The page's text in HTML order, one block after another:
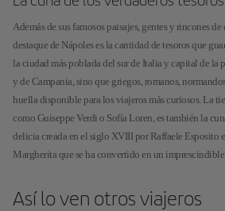
Además de sus famosos paisajes, gentes y rincones
destaque de Nápoles es la cantidad de tesoros que
la ciudad más poblada del sur de Italia y capital de la
y de Campania, sino que griegos, romanos,
huella disponible para los viajeros más curiosos. La
como Guiseppe Verdi o Sofía Loren, es también la
delicia creada en el siglo XVIII por Raffaele Esposito
Margherita que se ha convertido en un
Así lo ven otros viajeros